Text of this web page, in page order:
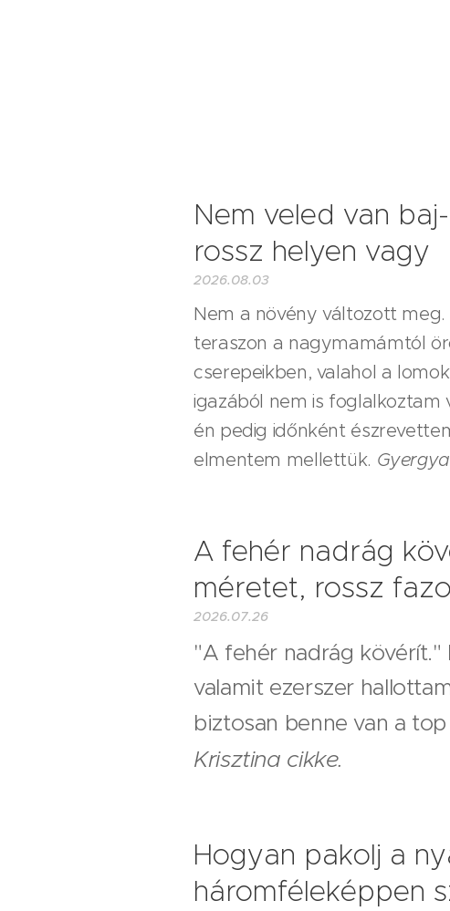
Nem veled van
rossz helyen vagy
2026.08.03
Nem a növény változott
teraszon a nagymamámtól
cserepeikben, valahol a
igazából nem is foglalkoztam
én pedig időnként
elmentem mellettük.
A fehér nadrág
méretet, rossz
2026.07.26
"A fehér nadrág kövérít."
valamit ezerszer
biztosan benne van a
Krisztina cikke.
Hogyan pakolj a
háromféleképpen